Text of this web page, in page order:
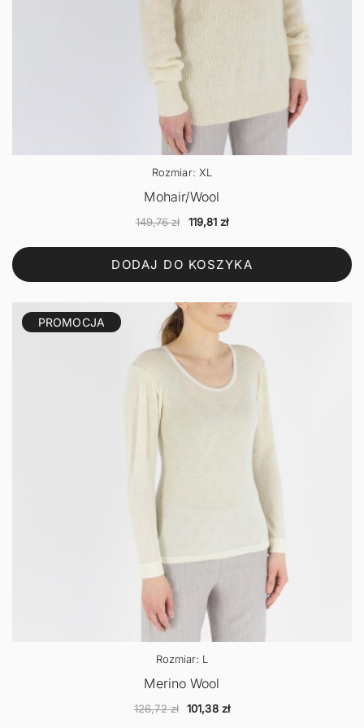
Rozmiar: XL
Mohair/Wool
149,76zł
Pierwotna
wynosiła:
149,76 zł.
119,81 złAktualna
wynosi:
119,81 zł.
DODAJ DO KOSZYKA
PROMOCJA
Rozmiar: L
Merino Wool
126,72zł
Pierwotna
101,38 złAktualna